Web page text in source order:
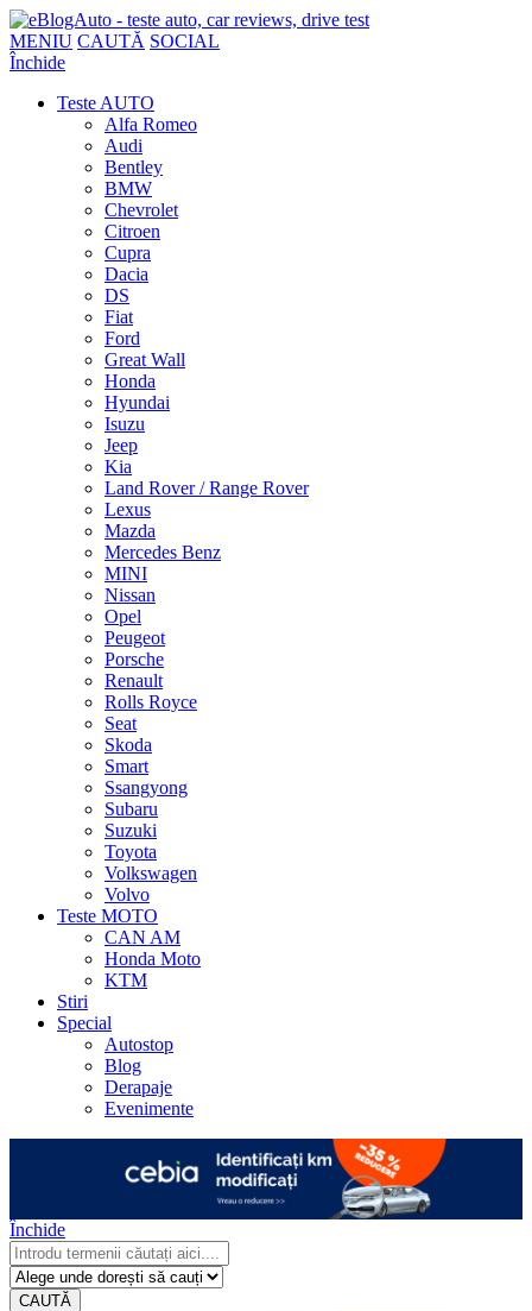
MENIU CAUTĂ SOCIAL
Închide
Teste AUTO
Alfa Romeo
Audi
Bentley
BMW
Chevrolet
Citroen
Cupra
Dacia
DS
Fiat
Ford
Great Wall
Honda
Hyundai
Isuzu
Jeep
Kia
Land Rover / Range Rover
Lexus
Mazda
Mercedes Benz
MINI
Nissan
Opel
Peugeot
Porsche
Renault
Rolls Royce
Seat
Skoda
Smart
Ssangyong
Subaru
Suzuki
Toyota
Volkswagen
Volvo
Teste MOTO
CAN AM
Honda Moto
KTM
Stiri
Special
Autostop
Blog
Derapaje
Evenimente
Închide
CAUTĂ